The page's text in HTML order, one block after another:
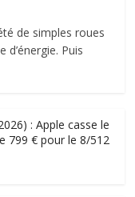
de simples roues
Puis
: Apple casse le
799 € pour le 8/512